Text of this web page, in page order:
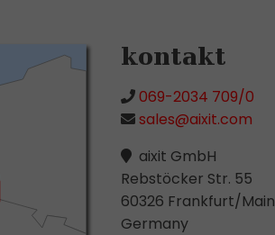
kontakt
069-2034 709/0
sales@aixit.com
aixit GmbH
Rebstöcker Str. 55
60326 Frankfurt/Main
Germany